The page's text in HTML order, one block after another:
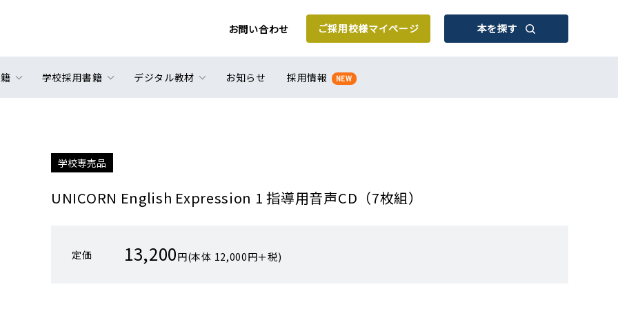
お問い合わせ ご採用校様マイページ 本を探す
学校採用書籍 デジタル教材 お知らせ 採用情報 NEW
学校専売品
UNICORN English Expression 1 指導用音声CD（7枚組）
定価 13,200円(本体 12,000円＋税)